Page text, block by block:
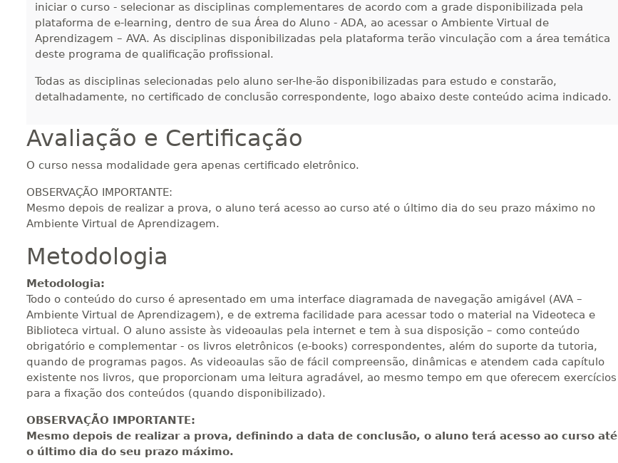
240 H 30dias 90dias Visualizar Visualizar
ELETRÔNICO
R$ 1.189,66
Matricular
260 H 33dias 90dias Visualizar Visualizar
ELETRÔNICO
Matricular
280 H 35 dias 120dias
300 H 38dias 120
340 H 43dias 120dias Visualizar Visualizar
ELETRÔNICO
Matricular
360 H 45dias 120 dias Visualizar Visualizar
R$ 1.784,48
Matricular
iniciar o curso - selecionar as disciplinas complementares de acordo com a grade disponibilizada pela
plataforma de e-learning, dentro de sua Área do Aluno - ADA, ao acessar o Ambiente Virtual de
Aprendizagem – AVA. As disciplinas disponibilizadas pela plataforma terão vinculação com a área temática
deste programa de qualificação profissional.
Todas as disciplinas selecionadas pelo aluno ser-lhe-ão disponibilizadas para estudo e constarão,
detalhadamente, no certificado de conclusão correspondente, logo abaixo deste conteúdo acima indicado.
Avaliação e Certificação
O curso nessa modalidade gera apenas certificado eletrônico.
OBSERVAÇÃO IMPORTANTE:
Mesmo depois de realizar a prova, o aluno terá acesso ao curso até o último dia do seu prazo máximo no
Ambiente Virtual de Aprendizagem.
Metodologia
Metodologia:
Todo o conteúdo do curso é apresentado em uma interface diagramada de navegação amigável (AVA –
Ambiente Virtual de Aprendizagem), e de extrema facilidade para acessar todo o material na Videoteca e
Biblioteca virtual. O aluno assiste às videoaulas pela internet e tem à sua disposição – como conteúdo
obrigatório e complementar - os livros eletrônicos (e-books) correspondentes, além do suporte da tutoria,
quando de programas pagos. As videoaulas são de fácil compreensão, dinâmicas e atendem cada capítulo
existente nos livros, que proporcionam uma leitura agradável, ao mesmo tempo em que oferecem exercícios
para a fixação dos conteúdos (quando disponibilizado).
OBSERVAÇÃO IMPORTANTE:
Mesmo depois de realizar a prova, definindo a data de conclusão, o aluno terá acesso ao curso até
o último dia do seu prazo máximo.